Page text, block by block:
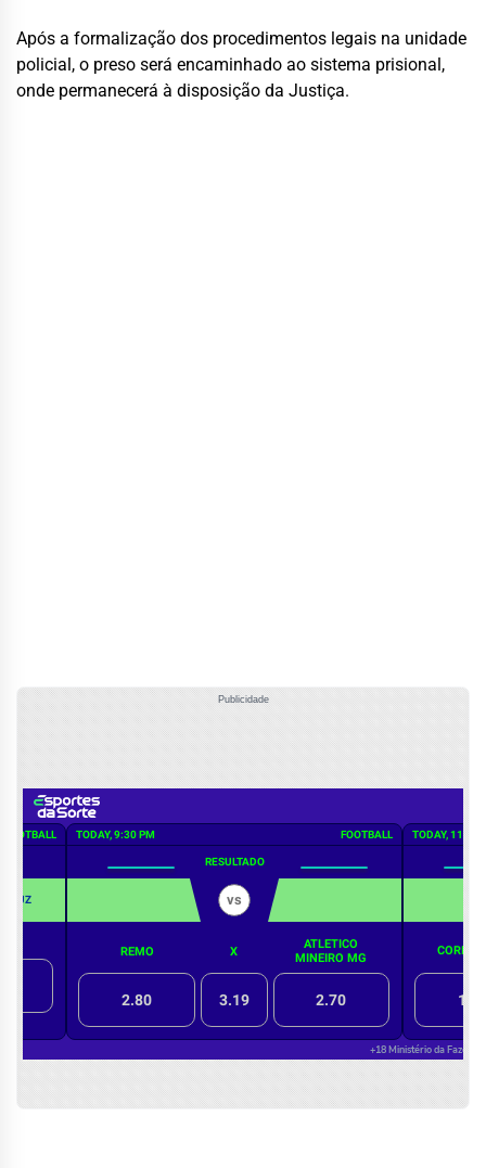
Após a formalização dos procedimentos legais na unidade
policial, o preso será encaminhado ao sistema prisional,
onde permanecerá à disposição da Justiça.
Publicidade